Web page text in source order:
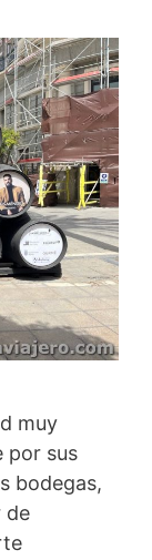
muy
por sus
bodegas,
de